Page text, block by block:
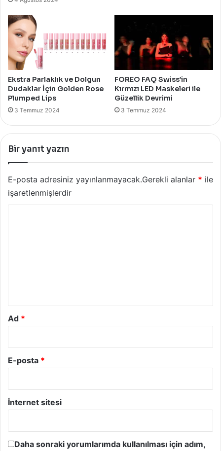
Ekstra Parlaklık ve Dolgun
Dudaklar İçin Golden Rose
Plumped Lips
3 Temmuz 2024
FOREO FAQ Swiss’in
Kırmızı LED Maskeleri ile
Güzellik Devrimi
3 Temmuz 2024
Bir yanıt yazın
E-posta adresiniz yayınlanmayacak.Gerekli alanlar * ile
işaretlenmişlerdir
Ad *
E-posta *
İnternet sitesi
Daha sonraki yorumlarımda kullanılması için adım,